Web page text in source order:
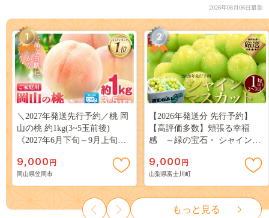
2026年08月06日最新
1
＼2027年発送先行予約／桃 岡
山の桃 約1kg(3~5玉前後)
《2027年6月下旬～9月上旬頃
岡山 はくとう スイーツ フル
ーツ 果物 デザート 旬 モモ も
も 先行予約 送料無料 果物 岡
山県 笠岡市 清水白桃 白鳳 白
麗 クール便---
9,000 円
岡山県笠岡市
2
【2026年発送分 先行予約】
【高評価多数】頬張る幸福
感 ～緑の宝石・ シャインマ
３房） フルーツ 山梨県産 果
物 くだもの シャイン マスカ
ット ぶどう ブドウ 葡萄 大粒
種なし 先行予約 富士川町
10000円 一万円 9000円 九千円
9,000 円
山梨県富士川町
もっと見る